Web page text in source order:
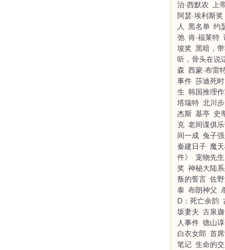
治·西默农 上
阿瑟·埃利斯奖
人 黑名单 约
弛 肯·福莱特
坡奖 黑暗，
听，骨头在说
森 西蒙·布雷
事件 莎迪死时
生 韩国推理
塔瑞特 北川
杰斯 基亭 史
克 老间谍俱
间一成 兔子
秦建日子 魔
件》
宠物先生
奖 神秘大陆系
叛的誓言 佐
泰 布朗神父
D：死亡余韵
坂妻夫 古泉
人事件 德山
白衣女郎 首
笔记 生命的交